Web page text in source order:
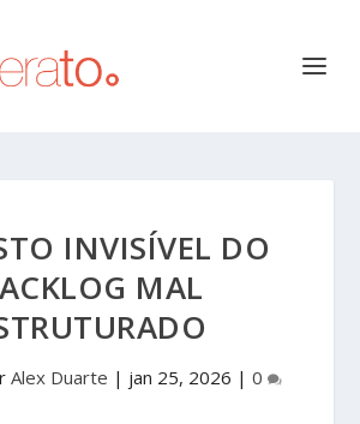
INVISÍVEL DO
MAL
Alex Duarte | jan 25, 2026 | 0